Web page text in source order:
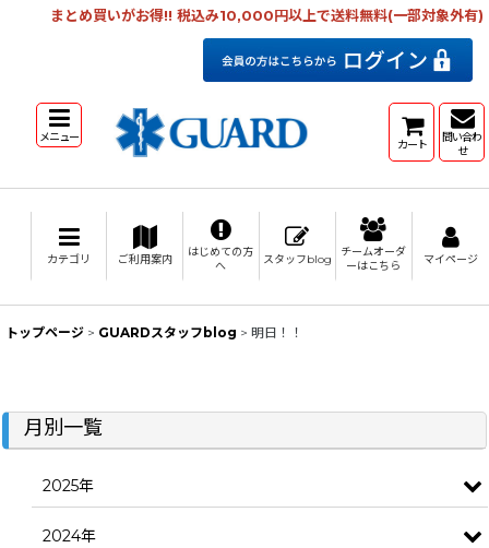
まとめ買いがお得!! 税込み10,000円以上で送料無料(一部対象外有)
メニュー カート
問い合わ
せ
カテゴリ ご利用案内
はじめての方
へ
スタッフblog
チームオーダ
ーはこちら
マイページ
トップページ > GUARDスタッフblog > 明日！！
月別一覧
2025年
2024年